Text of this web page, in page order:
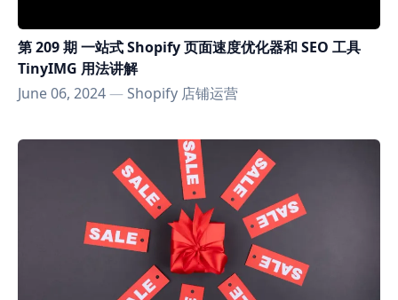
第 209 期 一站式 Shopify 页面速度优化器和 SEO 工具
TinyIMG 用法讲解
June 06, 2024—Shopify 店铺运营